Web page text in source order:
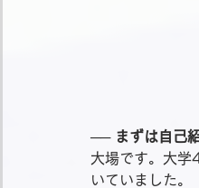
── まずは自己
大場です。大学
いていました。